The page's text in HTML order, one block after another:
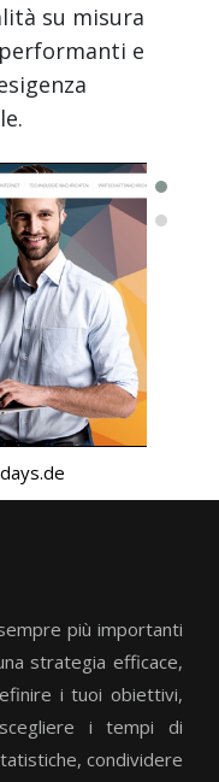
su misura
e
più importanti
strategia efficace,
i tuoi obiettivi,
i tempi di
condividere